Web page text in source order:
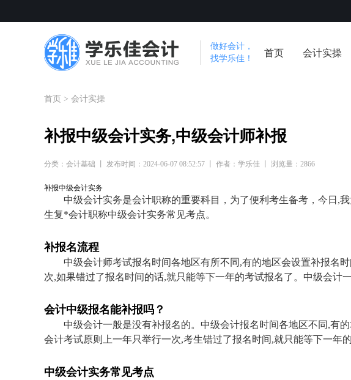
做好会计，
找学乐佳！
首页 会计实操
首页 > 会计实操
补报中级会计实务,中级会计师补报
分类：会计基础 丨 发布时间：2024-06-07 08:52:57 丨 作者：学乐佳 丨 浏览量：2866
补报中级会计实务
中级会计实务是会计职称的重要科目，为了便利考生备考，今日,
生复*会计职称中级会计实务常见考点。
补报名流程
中级会计师考试报名时间各地区有所不同,有的地区会设置补报名
次,如果错过了报名时间的话,就只能等下一年的考试报名了。中级会计
会计中级报名能补报吗？
中级会计一般是没有补报名的。中级会计报名时间各地区不同,有
会计考试原则上一年只举行一次,考生错过了报名时间,就只能等下一年
中级会计实务常见考点